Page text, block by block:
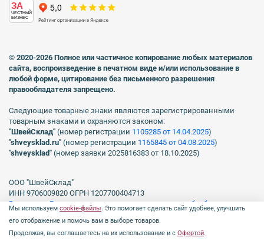
ЗА
ЧЕСТНЫЙ
БИЗНЕС
© 2020-2026 Полное или частичное копирование любых материалов
сайта, воспроизведение в печатном виде и/или использование в
любой форме, цитирование без письменного разрешения
правообладателя запрещено.
Следующие товарные знаки являются зарегистрированными
товарным знаками и охраняются законом:
"ШвейСклад" (номер регистрации 1105285 от 14.04.2025)
"shveуsklad.ru" (номер регистрации 1165845 от 04.08.2025)
"shveysklad" (номер заявки 2025816383 от 18.10.2025)
ООО "ШвейСклад"
ИНН 9706009820 ОГРН 1207700404713
Включен в Реестр операторов, осуществляющих обработку
персональных данных Роскомнадзора рег. № 77-23-150255, Приказ
№231 от 16.06.2023.
Мы используем cookie-файлы. Это помогает сделать сайт удобнее, улучшить
его отображение и помочь вам в выборе товаров.
Продолжая, вы соглашаетесь на их использование и с Офертой.